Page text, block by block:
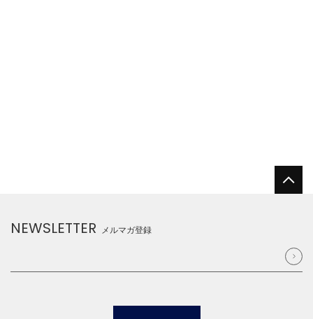
NEWSLETTER メルマガ登録